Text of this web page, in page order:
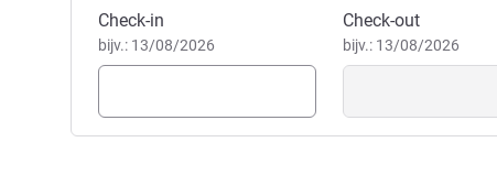
Boek dit hotel
Check-in
bijv.: 13/08/2026
Check-out
bijv.: 13/08/2026